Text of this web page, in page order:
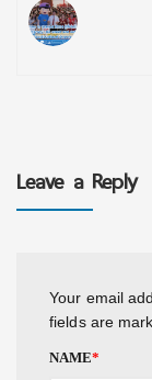
Leave a Reply
Your email
fields are
NAME*